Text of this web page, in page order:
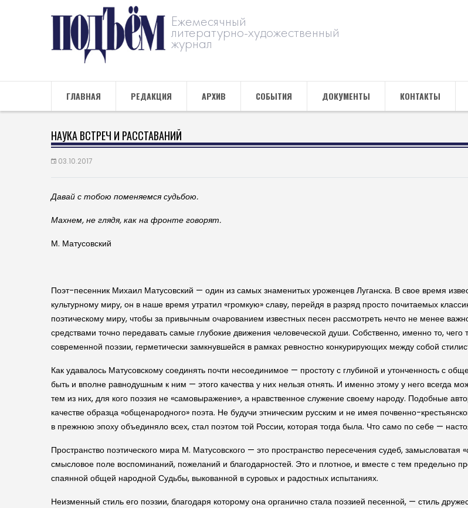
Ежемесячный
литературно-художественный
журнал
ГЛАВНАЯ РЕДАКЦИЯ АРХИВ СОБЫТИЯ ДОКУМЕНТЫ КОНТАКТЫ
НАУКА ВСТРЕЧ И РАССТАВАНИЙ
03.10.2017
Давай с тобою поменяемся судьбою.
Махнем, не глядя, как на фронте говорят.
М. Матусовский
Поэт-песенник Михаил Матусовский — один из самых знаменитых уроженцев Луганска. В свое время
культурному миру, он в наше время утратил «громкую» славу, перейдя в разряд просто почитаемых
поэтическому миру, чтобы за привычным очарованием известных песен рассмотреть нечто не менее
средствами точно передавать самые глубокие движения человеческой души. Собственно, именно то,
современной поэзии, герметически замкнувшейся в рамках ревностно конкурирующих между собой
Как удавалось Матусовскому соединять почти несоединимое — простоту с глубиной и утонченность с
быть и вполне равнодушным к ним — этого качества у них нельзя отнять. И именно этому у него всегда
тем из них, для кого поэзия не «самовыражение», а нравственное служение своему народу. Подобные
качестве образца «общенародного» поэта. Не будучи этническим русским и не имея почвенно-
в прежнюю эпоху объединяло всех, стал поэтом той России, которая тогда была. Что само по себе —
Пространство поэтического мира М. Матусовского — это пространство пересечения судеб, замысловатая
смысловое поле воспоминаний, пожеланий и благодарностей. Это и плотное, и вместе с тем предельно
спаянной общей народной Судьбы, выкованной в суровых и радостных испытаниях.
Неизменный стиль его поэзии, благодаря которому она органично стала поэзией песенной, — стиль